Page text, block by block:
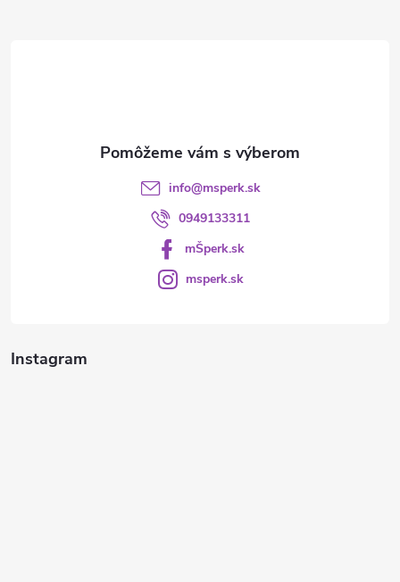
Instagram
info@msperk.sk
0949133311
mŠperk.sk
msperk.sk